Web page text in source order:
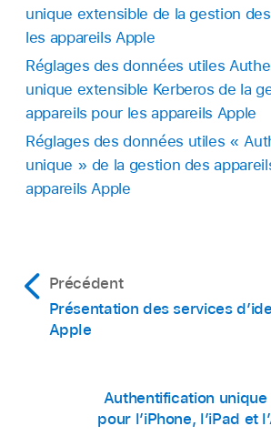
unique extensible de la gestion
les appareils Apple
Réglages des données utiles
unique extensible Kerberos de la
appareils pour les appareils Apple
Réglages des données utiles «
unique » de la gestion des
appareils Apple
Précédent
Présentation des services
Apple
Authentification unique
pour lʼiPhone, lʼiPad et